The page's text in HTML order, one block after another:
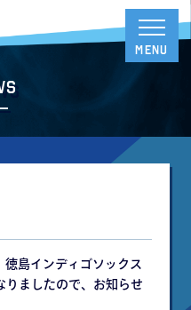
島インディゴソックス
りましたので、お知らせ